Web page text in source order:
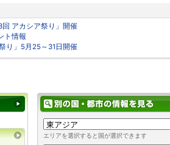
アカシア祭り」開催
ト情報
り」5月25～31日開催
エリアを選択すると国が選択できます